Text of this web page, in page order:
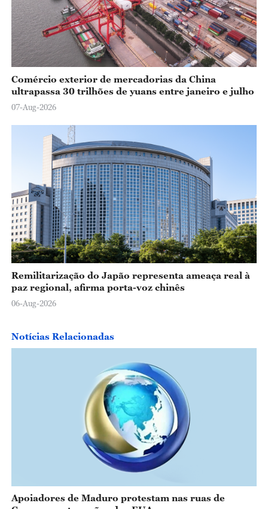
Comércio exterior de mercadorias da China
ultrapassa 30 trilhões de yuans entre janeiro e julho
07-Aug-2026
Remilitarização do Japão representa ameaça real à
paz regional, afirma porta-voz chinês
06-Aug-2026
Notícias Relacionadas
Apoiadores de Maduro protestam nas ruas de